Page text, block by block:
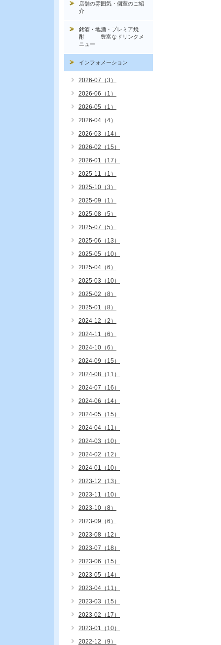
店舗の雰囲気・個室のご紹
介
銘酒・地酒・プレミア焼
酎 豊富なドリンクメ
ニュー
インフォメーション
2026-07（3）
2026-06（1）
2026-05（1）
2026-04（4）
2026-03（14）
2026-02（15）
2026-01（17）
2025-11（1）
2025-10（3）
2025-09（1）
2025-08（5）
2025-07（5）
2025-06（13）
2025-05（10）
2025-04（6）
2025-03（10）
2025-02（8）
2025-01（8）
2024-12（2）
2024-11（6）
2024-10（6）
2024-09（15）
2024-08（11）
2024-07（16）
2024-06（14）
2024-05（15）
2024-04（11）
2024-03（10）
2024-02（12）
2024-01（10）
2023-12（13）
2023-11（10）
2023-10（8）
2023-09（6）
2023-08（12）
2023-07（18）
2023-06（15）
2023-05（14）
2023-04（11）
2023-03（15）
2023-02（17）
2023-01（10）
2022-12（9）